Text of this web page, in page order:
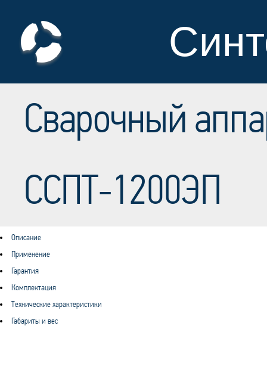
Сварочный
ССПТ-1200ЭП
Описание
Применение
Гарантия
Комплектация
Технические характеристики
Габариты и вес